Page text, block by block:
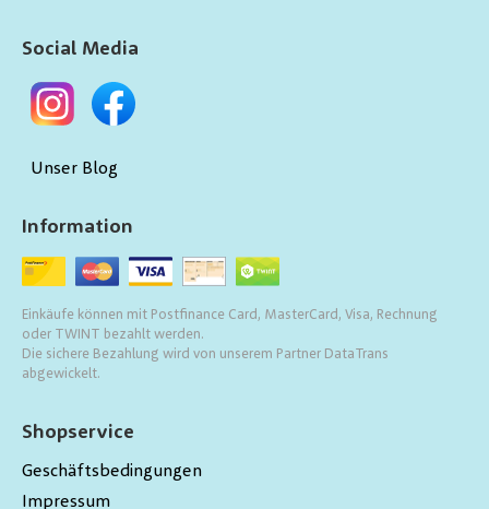
Shopservice
Geschäftsbedingungen
Impressum
Information
Einkäufe können mit Postfinance Card, MasterCard, Visa, Rechnung
oder TWINT bezahlt werden.
Die sichere Bezahlung wird von unserem Partner DataTrans
abgewickelt.
Social Media
Unser Blog